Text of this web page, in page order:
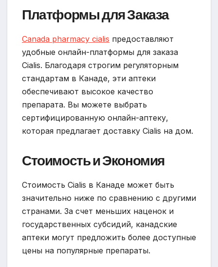
Платформы для Заказа
Сanada pharmacy cialis предоставляют
удобные онлайн-платформы для заказа
Cialis. Благодаря строгим регуляторным
стандартам в Канаде, эти аптеки
обеспечивают высокое качество
препарата. Вы можете выбрать
сертифицированную онлайн-аптеку,
которая предлагает доставку Cialis на дом.
Стоимость и Экономия
Стоимость Cialis в Канаде может быть
значительно ниже по сравнению с другими
странами. За счет меньших наценок и
государственных субсидий, канадские
аптеки могут предложить более доступные
цены на популярные препараты.